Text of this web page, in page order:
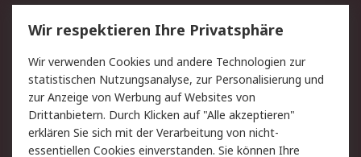
Service
Value Added Services
Lieferlösungen
Rücksendung/Entsorgung Kontakt
Hilfe
Rechtliches
Wir respektieren Ihre Privatsphäre
Wir verwenden Cookies und andere Technologien zur
statistischen Nutzungsanalyse, zur Personalisierung und
zur Anzeige von Werbung auf Websites von
Drittanbietern. Durch Klicken auf "Alle akzeptieren"
erklären Sie sich mit der Verarbeitung von nicht-
essentiellen Cookies einverstanden. Sie können Ihre